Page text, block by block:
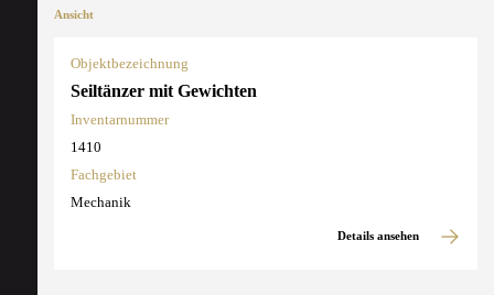
Ansicht
Objektbezeichnung
Seiltänzer mit Gewichten
Inventarnummer
1410
Fachgebiet
Mechanik
Details ansehen